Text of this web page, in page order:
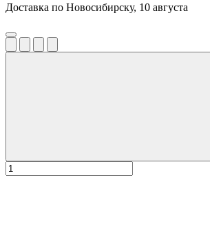
Доставка по Новосибирску, 10 августа